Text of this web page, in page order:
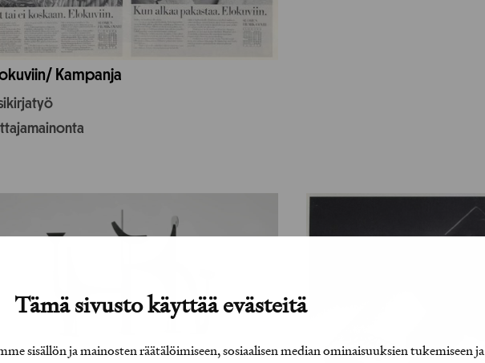
Tämä sivusto käyttää evästeitä
sisällön ja mainosten räätälöimiseen, sosiaalisen median ominaisuuksien tukemiseen ja
Kampanja